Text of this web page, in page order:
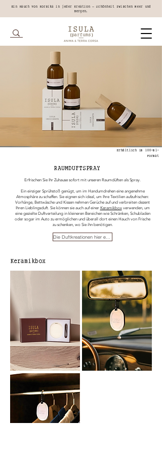
Ein Hauch von Korsika in jeder Kreation – Schönheit zwischen Meer und
Bergen.
Erhältlich im 100-ml-
Format
RAUMDUFTSPRAY
Erfrischen Sie Ihr Zuhause sofort mit unseren Raumdüften als Spray.
Ein einziger Sprühstoß genügt, um im Handumdrehen eine angenehme
Atmosphäre zu schaffen. Sie eignen sich ideal, um Ihre Textilien aufzufrischen:
Vorhänge, Bettwäsche und Kissen nehmen Gerüche auf und verbreiten dezent
Ihren Lieblingsduft. Sie können sie auch auf einer Keramikboxverwenden, um
eine gezielte Duftverteilung in kleineren Bereichen wie Schränken, Schubladen
oder sogar im Auto zu ermöglichen und überall dort einen Hauch von Frische
zu schenken, wo Sie ihn benötigen.
Keramikbox